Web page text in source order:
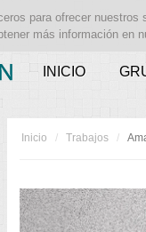
para ofrecer
más información en
INICIO
Inicio / Trabajos /